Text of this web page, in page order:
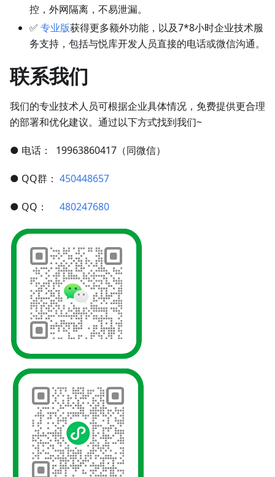
控，外网隔离，不易泄漏。
✅ 专业版获得更多额外功能，以及7*8小时企业技术服
务支持，包括与悦库开发人员直接的电话或微信沟通。
联系我们
我们的专业技术人员可根据企业具体情况，免费提供更合理
的部署和优化建议。通过以下方式找到我们~
● 电话： 19963860417（同微信）
● QQ群： 450448657
● QQ： 480247680